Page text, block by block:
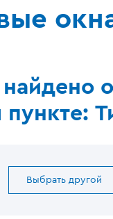
Выбрать другой